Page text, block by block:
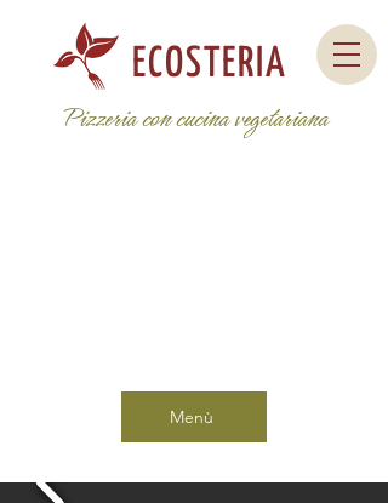
ECOSTERIA
Pizzeria con cucina vegetariana
Menù